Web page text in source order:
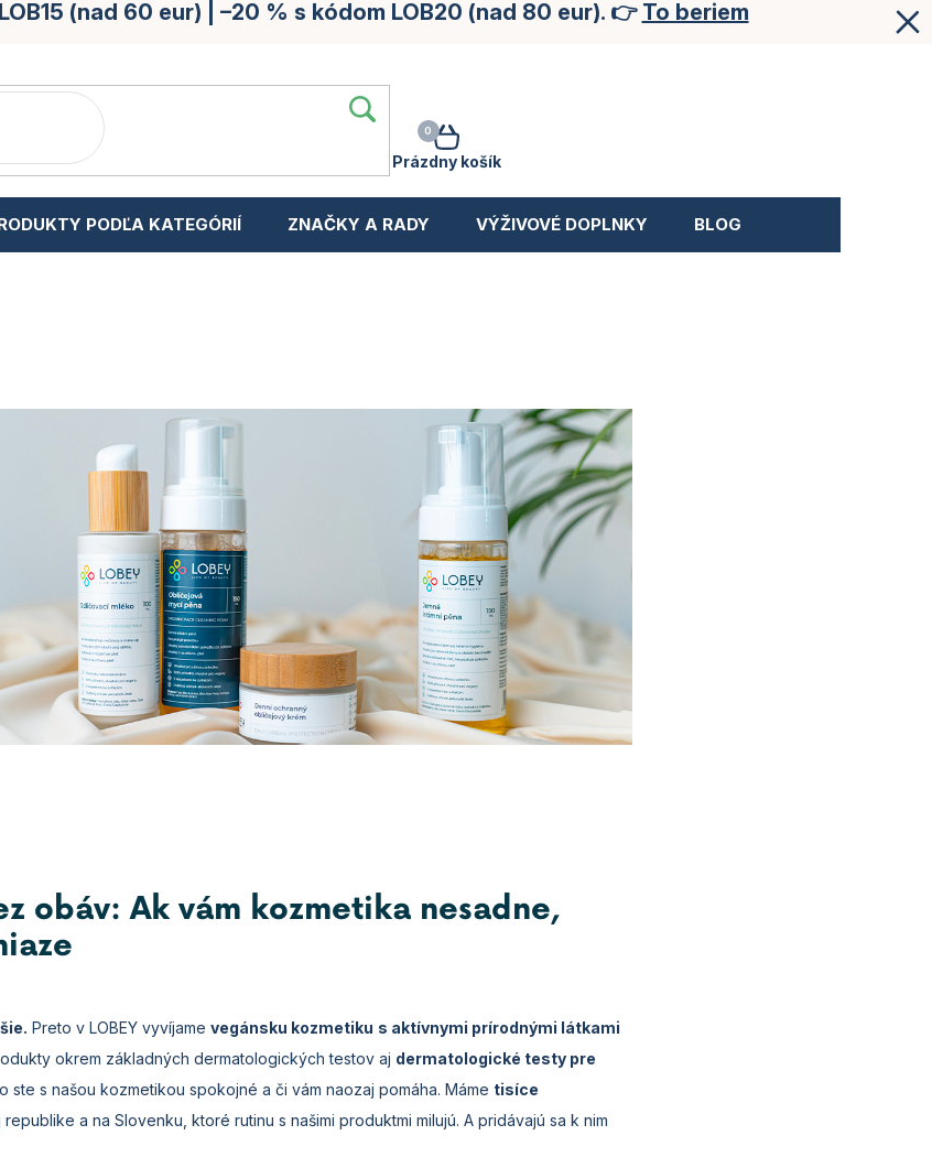
(nad 60 eur) | –20 % s kódom LOB20 (nad 80 eur). 👉 To beriem
NÁKUPNÝ
KOŠÍK
Prázdny košík
PODĽA KATEGÓRIÍ ZNAČKY A RADY VÝŽIVOVÉ DOPLNKY BLOG
obáv: Ak vám kozmetika nesadne,
Preto v LOBEY vyvíjame vegánsku kozmetiku s aktívnymi prírodnými látkami
okrem základných dermatologických testov aj dermatologické testy pre
ste s našou kozmetikou spokojné a či vám naozaj pomáha. Máme tisíce
a na Slovenku, ktoré rutinu s našimi produktmi milujú. A pridávajú sa k nim